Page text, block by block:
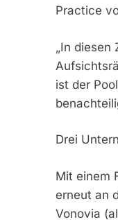
Practice
„In
ist der
Drei
Mit einem
erneut an
Vonovia